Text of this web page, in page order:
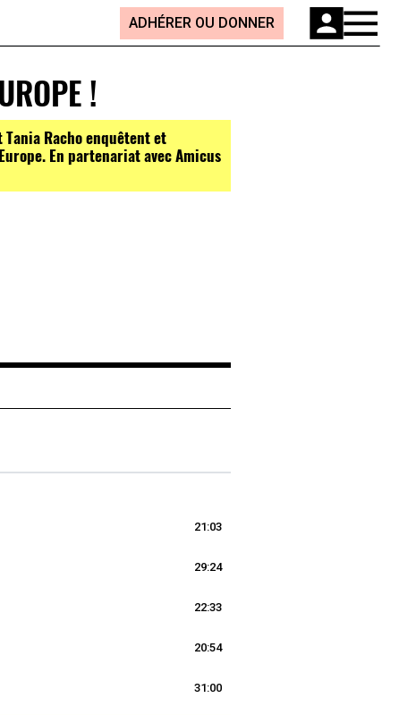
ADHÉRER OU DONNER
!
Racho enquêtent et
En partenariat avec Amicus
21:03
29:24
22:33
20:54
31:00